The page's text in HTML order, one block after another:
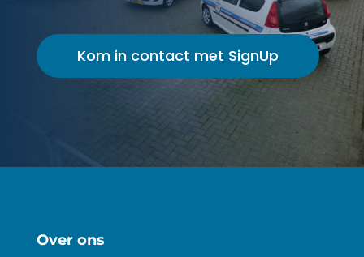
Kom in contact met SignUp
Over ons